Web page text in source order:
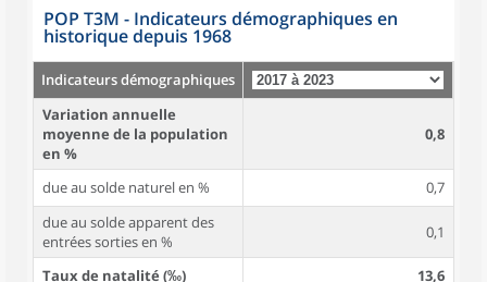
POP T3M - Indicateurs démographiques en
historique depuis 1968
Indicateurs démographiques
Variation annuelle
moyenne de la population
en %
0,8
due au solde naturel en %
0,7
due au solde apparent des
entrées sorties en %
0,1
Taux de natalité (‰)
13,6